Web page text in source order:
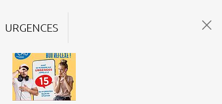
URGENCES